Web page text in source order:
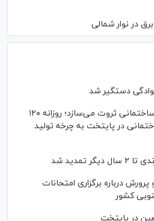
در نوار شمالی
دستگیر شد
شهری که از نخاله‌های ساختمانی ثروت می‌سازد؛ روزانه ۱۲۰
در پایتخت به چرخه تولید
درباره برگزاری امتحانات
در پایتخت